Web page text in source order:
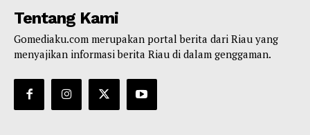
Tentang Kami
Gomediaku.com merupakan portal berita dari Riau yang
menyajikan informasi berita Riau di dalam genggaman.